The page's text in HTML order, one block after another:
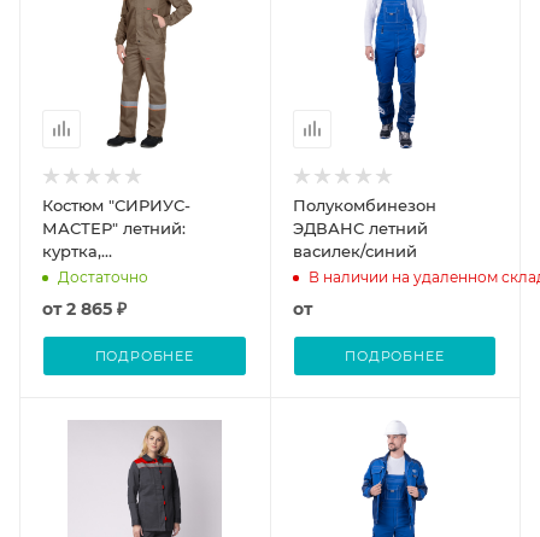
Костюм "СИРИУС-
МАСТЕР" летний:
куртка,
полукомбинезон,
коричневой отделкой
Достаточно
от2 865 ₽
ПОДРОБНЕЕ
Полукомбинезон
ЭДВАНС летний
василек/синий
В наличии на удаленном
от
ПОДРОБНЕЕ